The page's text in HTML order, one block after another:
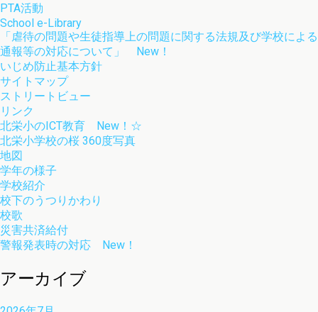
PTA活動
School e-Library
「虐待の問題や生徒指導上の問題に関する法規及び学校による
通報等の対応について」 New！
いじめ防止基本方針
サイトマップ
ストリートビュー
リンク
北栄小のICT教育 New！☆
北栄小学校の桜 360度写真
地図
学年の様子
学校紹介
校下のうつりかわり
校歌
災害共済給付
警報発表時の対応 New！
アーカイブ